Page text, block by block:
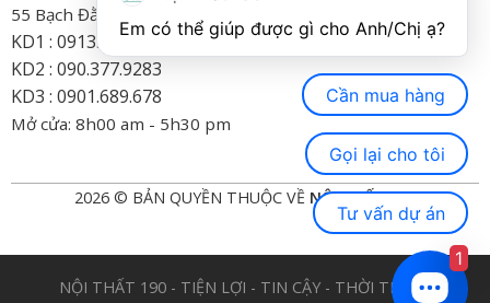
55 Bạch Đằng, Phường 15, Bình Thạnh-HCM
KD1 : 0913.922.926
KD2 : 090.377.9283
KD3 : 0901.689.678
Mở cửa: 8h00 am - 5h30 pm
2026 © BẢN QUYỀN THUỘC VỀ NỘI THẤT 190
NỘI THẤT 190 - TIỆN LỢI - TIN CẬY - THỜI TRANG
Cần mua hàng
Gọi lại cho tôi
Tư vấn dự án
1